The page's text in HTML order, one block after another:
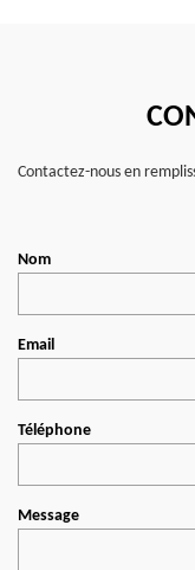
Contactez-nous en
Nom
Email
Téléphone
Message